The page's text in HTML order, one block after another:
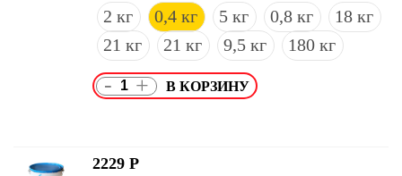
2 кг 0,4 кг 5 кг 0,8 кг
18 кг
21 кг
21 кг 9,5 кг 180 кг
- +
2229 Р